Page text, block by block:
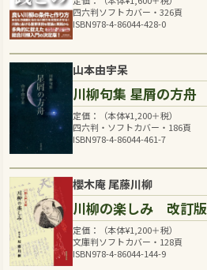
四六判ソフトカバー・326頁
ISBN978-4-86044-428-0
山本由宇呆
川柳句集 星屑の方舟
定価：（本体¥1,200＋税）
四六判・ソフトカバー・186頁
ISBN978-4-86044-461-7
櫻木庵 尾藤川柳
川柳の楽しみ 改訂版
定価：（本体¥1,200＋税）
文庫判ソフトカバー・128頁
ISBN978-4-86044-144-9